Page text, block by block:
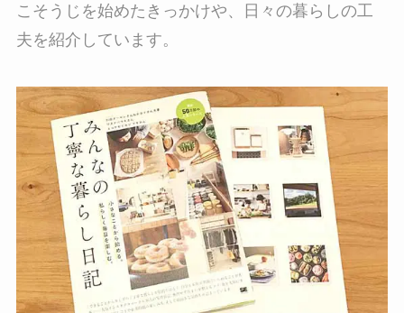
こそうじを始めたきっかけや、日々の暮らしの工
夫を紹介しています。